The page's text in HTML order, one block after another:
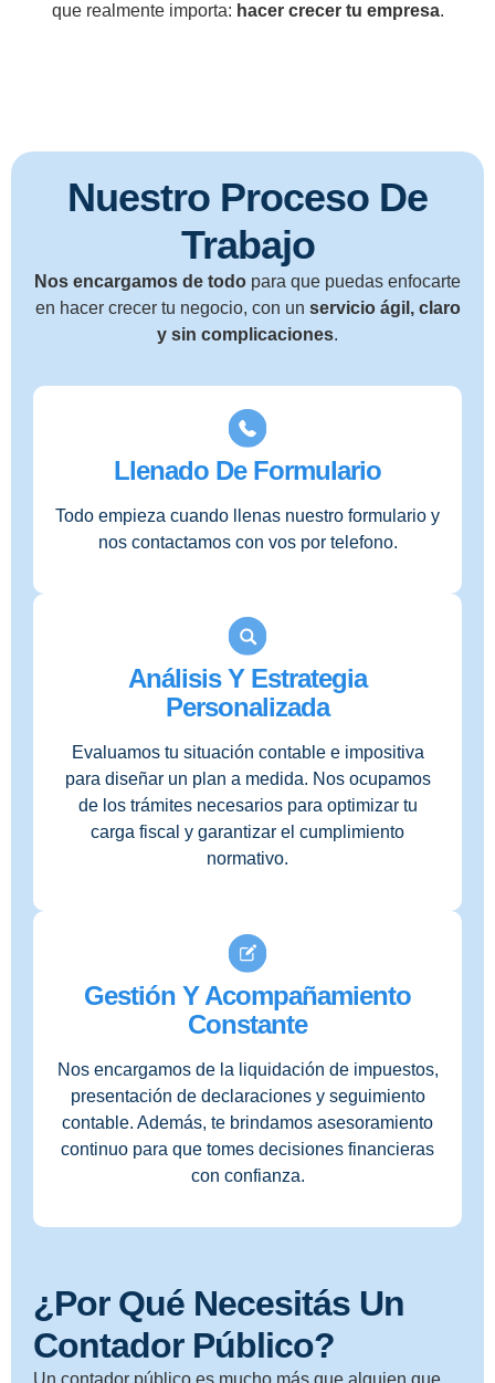
que realmente importa: hacer crecer tu empresa.
Nuestro Proceso De
Trabajo
Nos encargamos de todo para que puedas enfocarte
en hacer crecer tu negocio, con un servicio ágil, claro
y sin complicaciones.
Llenado De Formulario
Todo empieza cuando llenas nuestro formulario y
nos contactamos con vos por telefono.
Análisis Y Estrategia
Personalizada
Evaluamos tu situación contable e impositiva
para diseñar un plan a medida. Nos ocupamos
de los trámites necesarios para optimizar tu
carga fiscal y garantizar el cumplimiento
normativo.
Gestión Y Acompañamiento
Constante
Nos encargamos de la liquidación de impuestos,
presentación de declaraciones y seguimiento
contable. Además, te brindamos asesoramiento
continuo para que tomes decisiones financieras
con confianza.
¿Por Qué Necesitás Un
Contador Público?